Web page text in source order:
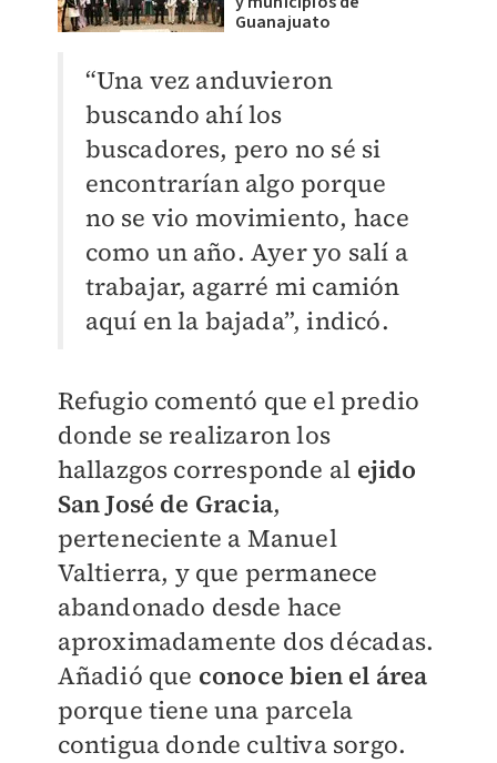
Guanajuato
“Una vez anduvieron
buscando ahí los
buscadores, pero no sé si
encontrarían algo porque
no se vio movimiento, hace
como un año. Ayer yo salí a
trabajar, agarré mi camión
aquí en la bajada”, indicó.
Refugio comentó que el predio
donde se realizaron los
hallazgos corresponde al ejido
San José de Gracia,
perteneciente a Manuel
Valtierra, y que permanece
abandonado desde hace
aproximadamente dos décadas.
Añadió que conoce bien el área
porque tiene una parcela
contigua donde cultiva sorgo.